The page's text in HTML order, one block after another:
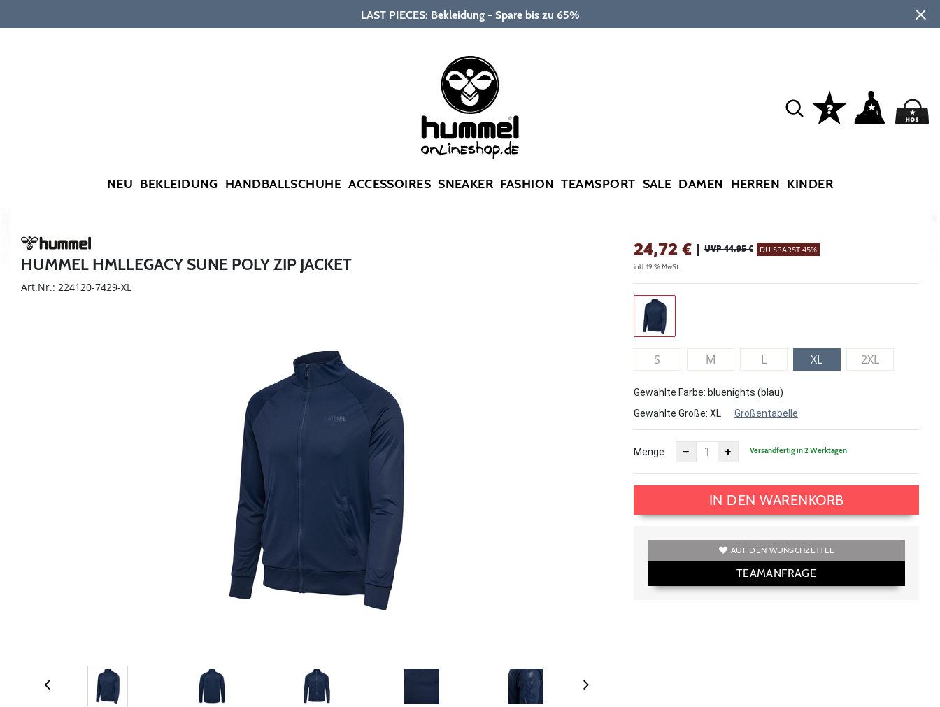
LAST PIECES: Bekleidung - Spare bis zu 65%
NEU BEKLEIDUNG HANDBALLSCHUHE ACCESSOIRES SNEAKER FASHION TEAMSPORT SALE DAMEN HERREN KINDER
HUMMEL HMLLEGACY SUNE POLY ZIP JACKET
Art.Nr.: 224120-7429-XL
24,72€ | UVP 44,95 € DU SPARST 45%
inkl. 19 % MwSt.
S M L XL 2XL
Gewählte Farbe: bluenights (blau)
Gewählte Größe: XL Größentabelle
Menge Versandfertig in 2 Werktagen
IN DEN WARENKORB
AUF DEN WUNSCHZETTEL
TEAMANFRAGE